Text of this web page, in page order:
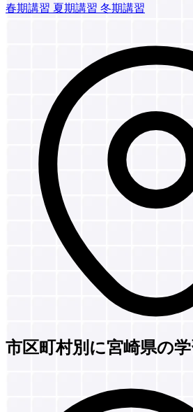
春期講習 夏期講習 冬期講習
市区町村別に宮崎県の